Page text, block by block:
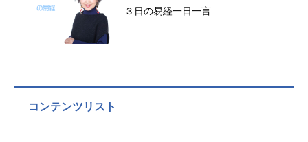
３日の易経一日一言
コンテンツリスト